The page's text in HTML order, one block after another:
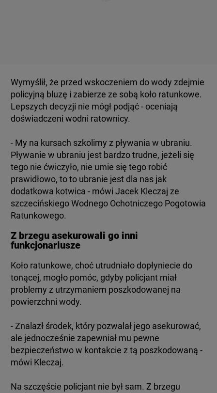
Wymyślił, że przed wskoczeniem do wody zdejmie
policyjną bluzę i zabierze ze sobą koło ratunkowe.
Lepszych decyzji nie mógł podjąć - oceniają
doświadczeni wodni ratownicy.
- My na kursach szkolimy z pływania w ubraniu.
Pływanie w ubraniu jest bardzo trudne, jeżeli się
tego nie ćwiczyło, nie umie się tego robić
prawidłowo, to to ubranie jest dla nas jak
dodatkowa kotwica - mówi Jacek Kleczaj ze
szczecińskiego Wodnego Ochotniczego Pogotowia
Ratunkowego.
Z brzegu asekurowali go inni
funkcjonariusze
Koło ratunkowe, choć utrudniało dopłyniecie do
tonącej, mogło pomóc, gdyby policjant miał
problemy z utrzymaniem poszkodowanej na
powierzchni wody.
- Znalazł środek, który pozwalał jego asekurować,
ale jednocześnie zapewniał mu pewne
bezpieczeństwo w kontakcie z tą poszkodowaną -
mówi Kleczaj.
Na szczęście policjant nie był sam. Z brzegu